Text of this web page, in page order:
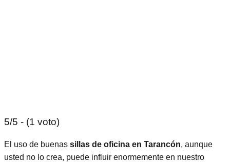
5/5 - (1 voto)
El uso de buenas sillas de oficina en Tarancón, aunque
usted no lo crea, puede influir enormemente en nuestro